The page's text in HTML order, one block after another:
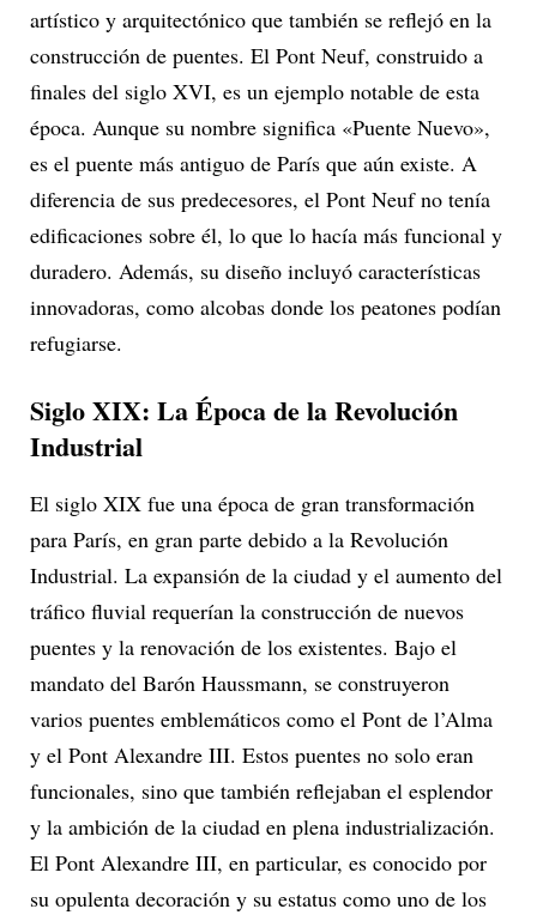
artístico y arquitectónico que también se reflejó en la
construcción de puentes. El Pont Neuf, construido a
finales del siglo XVI, es un ejemplo notable de esta
época. Aunque su nombre significa «Puente Nuevo»,
es el puente más antiguo de París que aún existe. A
diferencia de sus predecesores, el Pont Neuf no tenía
edificaciones sobre él, lo que lo hacía más funcional y
duradero. Además, su diseño incluyó características
innovadoras, como alcobas donde los peatones podían
refugiarse.
Siglo XIX: La Época de la Revolución
Industrial
El siglo XIX fue una época de gran transformación
para París, en gran parte debido a la Revolución
Industrial. La expansión de la ciudad y el aumento del
tráfico fluvial requerían la construcción de nuevos
puentes y la renovación de los existentes. Bajo el
mandato del Barón Haussmann, se construyeron
varios puentes emblemáticos como el Pont de l’Alma
y el Pont Alexandre III. Estos puentes no solo eran
funcionales, sino que también reflejaban el esplendor
y la ambición de la ciudad en plena industrialización.
El Pont Alexandre III, en particular, es conocido por
su opulenta decoración y su estatus como uno de los